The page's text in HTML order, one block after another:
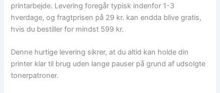
printarbejde. Levering foregår typisk indenfor 1-3
hverdage, og fragtprisen på 29 kr. kan endda blive gratis,
hvis du bestiller for mindst 599 kr.
Denne hurtige levering sikrer, at du altid kan holde din
printer klar til brug uden lange pauser på grund af udsolgte
tonerpatroner.